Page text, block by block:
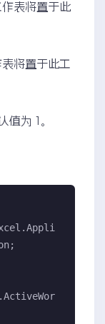
表将置于此
将置于此工
为 1。